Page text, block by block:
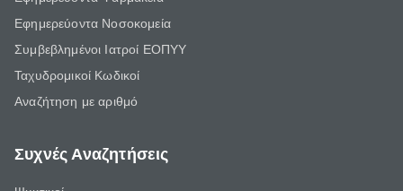
Εφημερεύοντα Νοσοκομεία
Συμβεβλημένοι Ιατροί ΕΟΠΥΥ
Ταχυδρομικοί Κωδικοί
Αναζήτηση με αριθμό
Συχνές Αναζητήσεις